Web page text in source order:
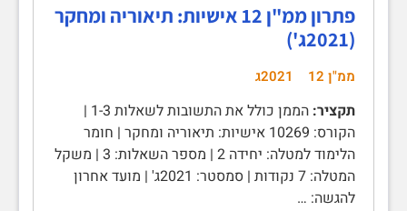
פתרון ממ"ן 12 אישיות: תיאוריה ומחקר
(2021ג')
ממ"ן 12 2021ג
תקציר:
הממן כולל את התשובות לשאלות 1-3 |
הקורס: 10269 אישיות: תיאוריה ומחקר | חומר
הלימוד למטלה: יחידה 2 | מספר השאלות: 3 | משקל
המטלה: 7 נקודות | סמסטר: 2021ג' | מועד אחרון
להגשה: …